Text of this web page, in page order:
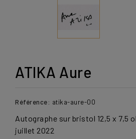
ATIKA Aure
Référence: atika-aure-00
Autographe sur bristol 12,5 x 7,5
juillet 2022